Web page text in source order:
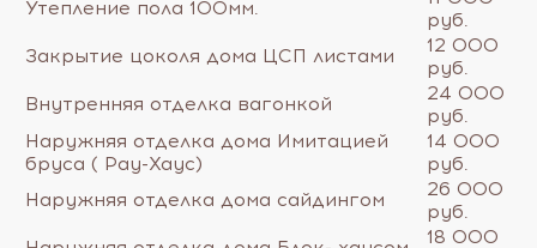
Утепление пола 100мм.
руб.
Закрытие цоколя дома ЦСП листами
12 000
руб.
Внутренняя отделка вагонкой
24 000
руб.
Наружняя отделка дома Имитацией
бруса ( Рау-Хаус)
14 000
руб.
Наружняя отделка дома сайдингом
26 000
руб.
18 000